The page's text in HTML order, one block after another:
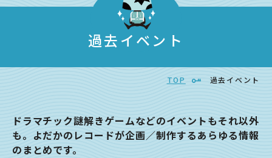
過去イベント
TOP 過去イベント
ドラマチック謎解きゲームなどのイベントもそれ以外
も。よだかのレコードが企画／制作するあらゆる情報
のまとめです。